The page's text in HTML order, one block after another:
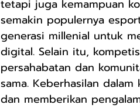
tetapi juga kemampuan
semakin populernya
generasi millenial untuk
digital. Selain itu,
persahabatan dan
sama. Keberhasilan
dan memberikan